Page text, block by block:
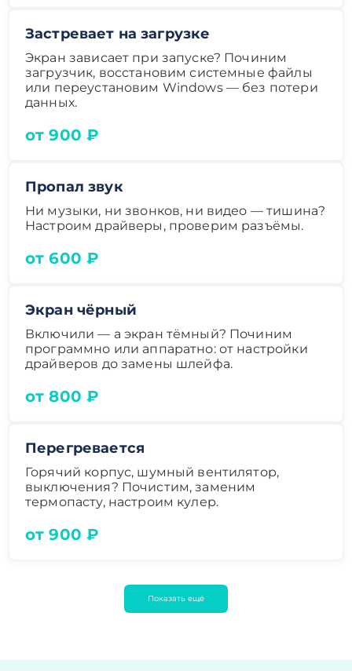
Застревает на загрузке
Экран зависает при запуске? Починим
загрузчик, восстановим системные файлы
или переустановим Windows — без потери
данных.
от 900 ₽
Пропал звук
Ни музыки, ни звонков, ни видео — тишина?
Настроим драйверы, проверим разъёмы.
от 600 ₽
Экран чёрный
Включили — а экран тёмный? Починим
программно или аппаратно: от настройки
драйверов до замены шлейфа.
от 800 ₽
Перегревается
Горячий корпус, шумный вентилятор,
выключения? Почистим, заменим
термопасту, настроим кулер.
от 900 ₽
Показать ещё